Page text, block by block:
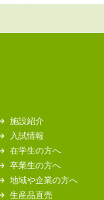
施設紹介
入試情報
在学生の方へ
卒業生の方へ
地域や企業の方へ
生産品直売